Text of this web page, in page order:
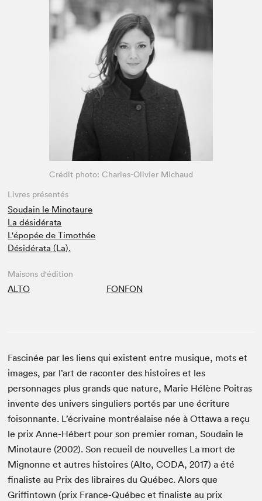
Espace enseignant·e·s
Espace pro
Crédit photo: Charles-Olivier Michaud
Livres présentés
Soudain le Minotaure
La désidérata
L'épopée de Timothée
Désidérata (La).
Maisons d'édition
ALTO FONFON
Fascinée par les liens qui existent entre musique, mots et
images, par l’art de raconter des histoires et les
personnages plus grands que nature, Marie Hélène Poitras
invente des univers singuliers portés par une écriture
foisonnante. L’écrivaine montréalaise née à Ottawa a reçu
le prix Anne-Hébert pour son premier roman, Soudain le
Minotaure (2002). Son recueil de nouvelles La mort de
Mignonne et autres histoires (Alto, CODA, 2017) a été
finaliste au Prix des libraires du Québec. Alors que
Griffintown (prix France-Québec et finaliste au prix